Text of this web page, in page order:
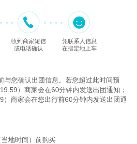
收到商家短信
或电话确认
凭联系人信息
在指定地上车
与您确认出团信息。若您超过此时间预
）商家会在60分钟内发送出团通知；
商家会在您出行前60分钟内发送出团通
地时间）前购买